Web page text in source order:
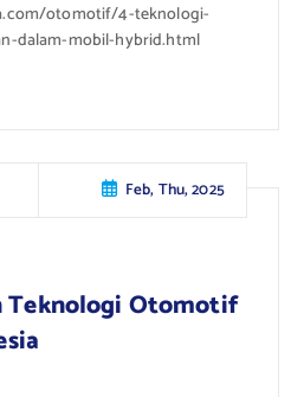
otomotif/4-teknologi-
dalam-mobil-hybrid.html
Feb, Thu, 2025
Teknologi Otomotif